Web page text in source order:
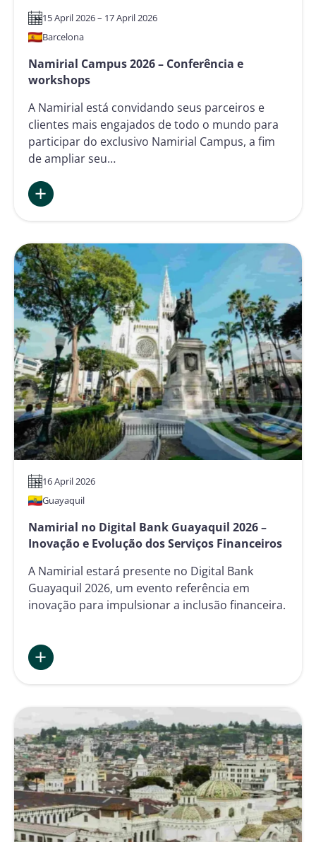
15 April 2026 – 17 April 2026
Barcelona
Namirial Campus 2026 – Conferência e
workshops
A Namirial está convidando seus parceiros e
clientes mais engajados de todo o mundo para
participar do exclusivo Namirial Campus, a fim
de ampliar seu…
Namirial
2026
–
Conferência
e
workshops
16 April 2026
Guayaquil
Namirial no Digital Bank Guayaquil 2026 –
Inovação e Evolução dos Serviços Financeiros
A Namirial estará presente no Digital Bank
Guayaquil 2026, um evento referência em
inovação para impulsionar a inclusão financeira.
Namirial
Bank
Guayaquil
2026
–
Inovação
e
Evolução
dos
Serviços